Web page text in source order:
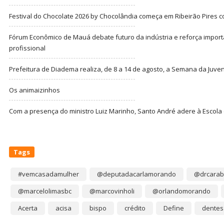
Festival do Chocolate 2026 by Chocolândia começa em Ribeirão Pires
Fórum Econômico de Mauá debate futuro da indústria e reforça
profissional
Prefeitura de Diadema realiza, de 8 a 14 de agosto, a Semana da
Os animaizinhos
Com a presença do ministro Luiz Marinho, Santo André adere à
Tags
#vemcasadamulher @deputadacarlamorando
@marcelolimasbc
@marcovinholi
@orlandomorando
Acerta
acisa bispo crédito Define dentes